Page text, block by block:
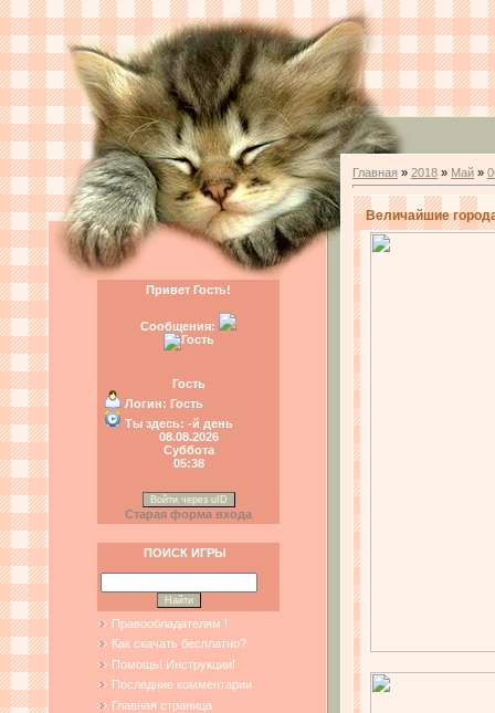
Привет Гость!
Сообщения:
Гость
Логин: Гость
Ты здесь: -й день
08.08.2026
Суббота
05:38
Войти через uID
Старая форма входа
ПОИСК ИГРЫ
Правообладателям !
Как скачать бесплатно?
Помощь! Инструкции!
Последние комментарии
Главная страница
Главная » 2018 » Май »
Величайшие